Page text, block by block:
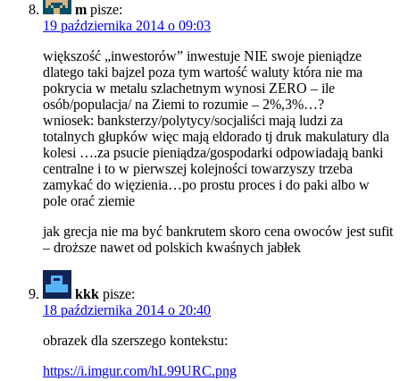
m pisze:
19 października 2014 o 09:03
większość „inwestorów” inwestuje NIE swoje pieniądze
dlatego taki bajzel poza tym wartość waluty która nie ma
pokrycia w metalu szlachetnym wynosi ZERO – ile
osób/populacja/ na Ziemi to rozumie – 2%,3%…?
wniosek: banksterzy/polytycy/socjaliści mają ludzi za
totalnych głupków więc mają eldorado tj druk makulatury dla
kolesi ….za psucie pieniądza/gospodarki odpowiadają banki
centralne i to w pierwszej kolejności towarzyszy trzeba
zamykać do więzienia…po prostu proces i do paki albo w
pole orać ziemie
jak grecja nie ma być bankrutem skoro cena owoców jest sufit
– droższe nawet od polskich kwaśnych jabłek
kkk pisze:
18 października 2014 o 20:40
obrazek dla szerszego kontekstu:
https://i.imgur.com/hL99URC.png